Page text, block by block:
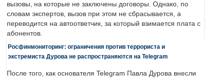
вызовы, на которые не заключены договоры. Однако, по
словам экспертов, вызов при этом не сбрасывается, а
переводится на автоответчик, за который взимается плата с
абонентов.
Росфинмониторинг: ограничения против террориста и
экстремиста Дурова не распространяются на Telegram
После того, как основателя Telegram Павла Дурова внесли